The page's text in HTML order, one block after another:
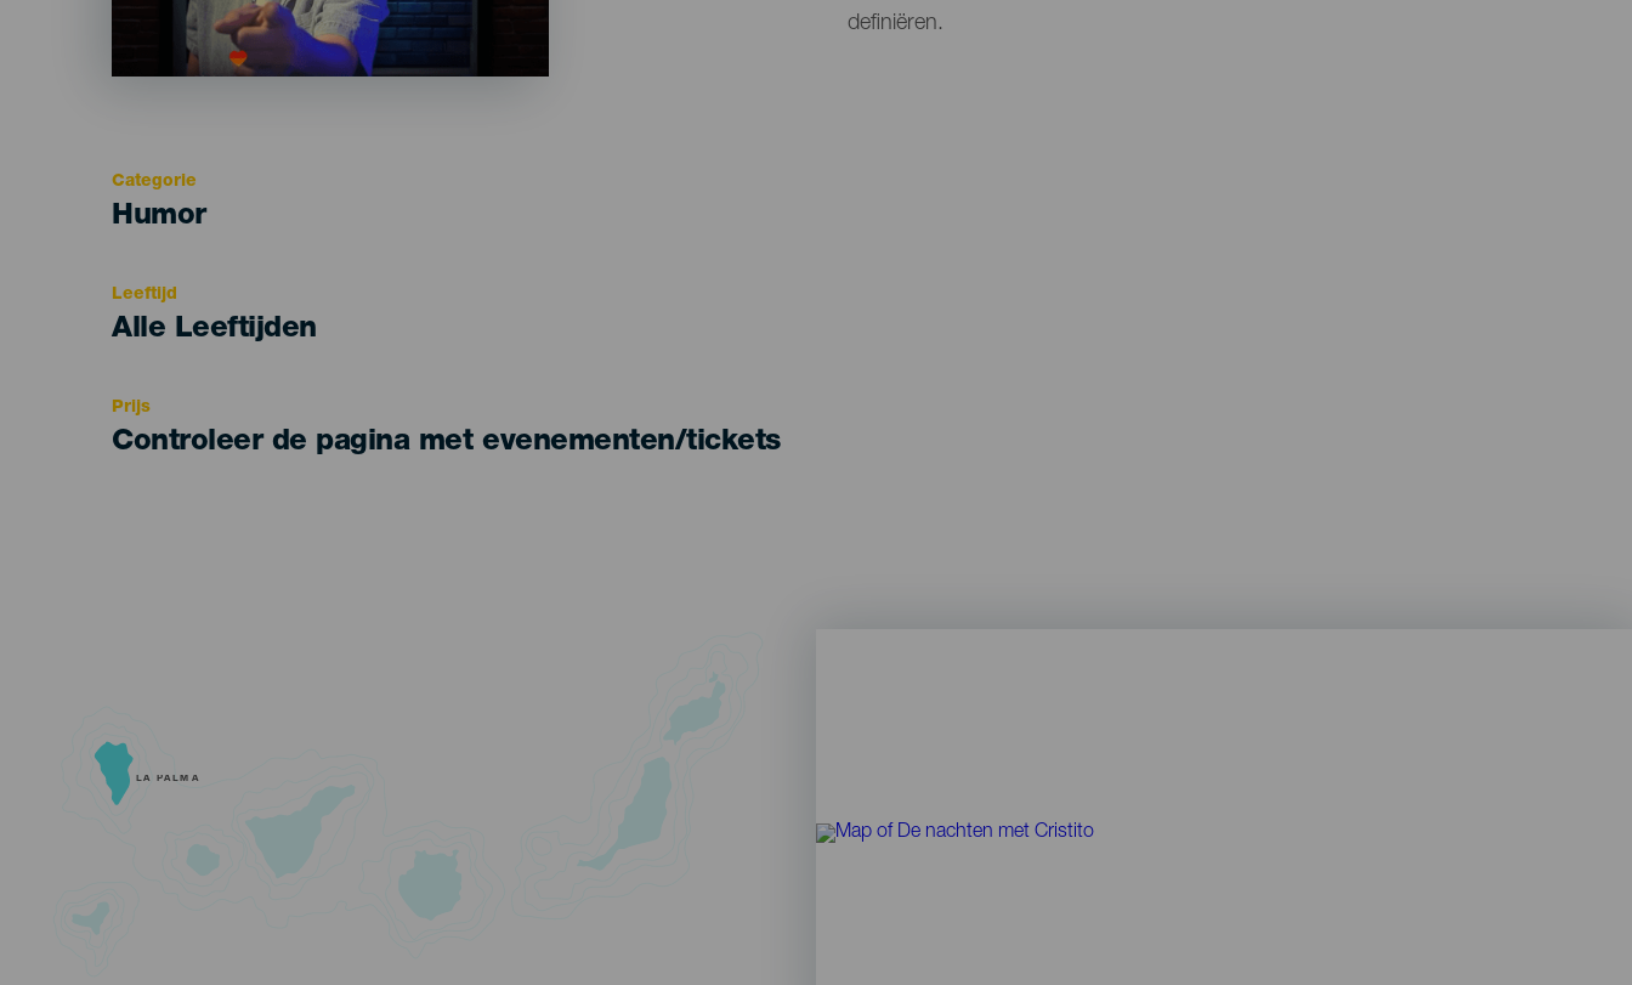
definiëren.
Categorie
Categoría
Humor
Leeftijd
Edad
Alle Leeftijden
Prijs
Controleer de pagina met evenementen/tickets
LA PALMA